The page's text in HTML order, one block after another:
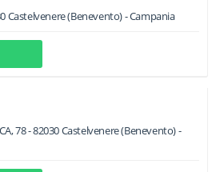
Castelvenere(Benevento) -Campania
78-82030Castelvenere(Benevento) -